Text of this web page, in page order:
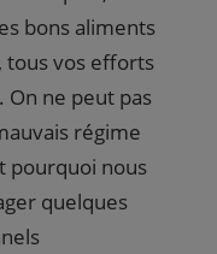
bons aliments
tous vos efforts
On ne peut pas
régime
pourquoi nous
quelques